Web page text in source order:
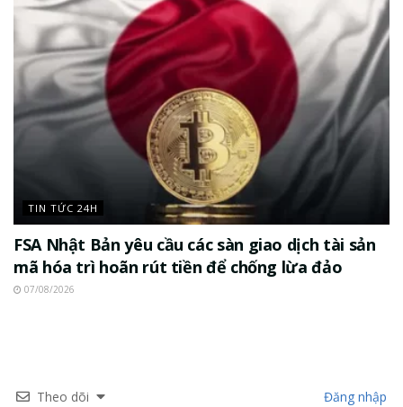
TIN TỨC 24H
FSA Nhật Bản yêu cầu các sàn giao dịch tài sản
mã hóa trì hoãn rút tiền để chống lừa đảo
07/08/2026
Theo dõi Đăng nhập